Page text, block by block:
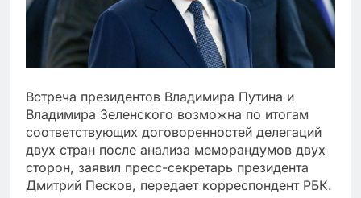
Встреча президентов Владимира Путина и
Владимира Зеленского возможна по итогам
соответствующих договоренностей делегаций
двух стран после анализа меморандумов двух
сторон, заявил пресс-секретарь президента
Дмитрий Песков, передает корреспондент РБК.